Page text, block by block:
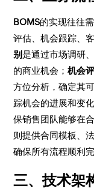
BOMS的实现往往
评估、机会跟踪、
别是通过市场调研
的商业机会；机会
方位分析，确定其
踪机会的进展和变
保销售团队能够在
则提供合同模板、
确保所有流程顺利
三、技术架